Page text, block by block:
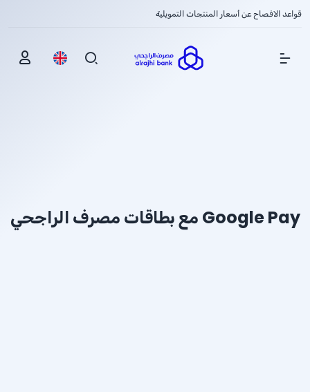
قواعد الافصاح عن أسعار المنتجات التمويلية
Show Menu
Google Pay مع بطاقات مصرف الراجحي